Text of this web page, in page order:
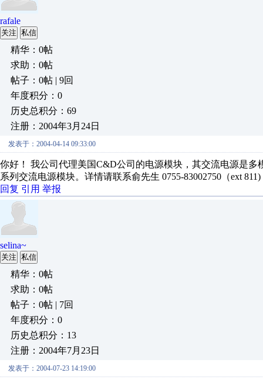
rafale
关注 私信
精华：0帖
求助：0帖
帖子：0帖 | 9回
年度积分：0
历史总积分：69
注册：2004年3月24日
发表于：2004-04-14 09:33:00
你好！ 我公司代理美国C&D公司的电源模块，其交流电源是多
系列交流电源模块。详情请联系俞先生 0755-83002750（ext
回复 引用 举报
selina~
关注 私信
精华：0帖
求助：0帖
帖子：0帖 | 7回
年度积分：0
历史总积分：13
注册：2004年7月23日
发表于：2004-07-23 14:19:00